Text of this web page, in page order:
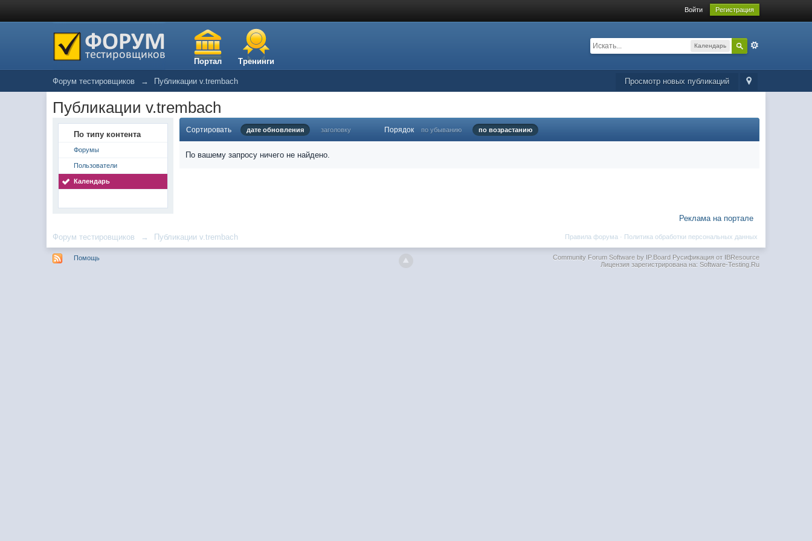
Войти Регистрация
Портал Тренинги
Календарь
Просмотр новых публикаций
Форум тестировщиков → Публикации v.trembach
Публикации v.trembach
По типу контента
Форумы
Пользователи
Календарь
Сортировать дате обновления заголовку Порядок по убыванию по возрастанию
По вашему запросу ничего не найдено.
Реклама на портале
Форум тестировщиков → Публикации v.trembach Политика обработки персональных данных
Правила форума ·
Помощь Community Forum Software by IP.BoardРусификация от IBResource
Лицензия зарегистрирована на: Software-Testing.Ru